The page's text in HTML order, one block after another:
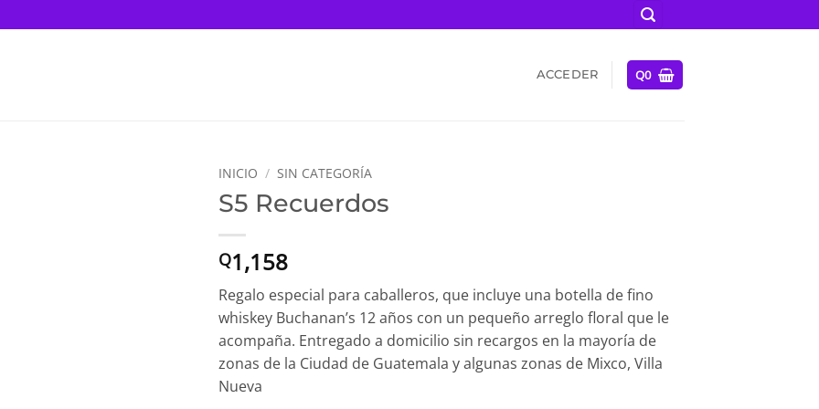
ACCEDER Q0
INICIO / SIN CATEGORÍA
S5 Recuerdos
Q1,158
Regalo especial para caballeros, que incluye una botella de fino
whiskey Buchanan’s 12 años con un pequeño arreglo floral que le
acompaña. Entregado a domicilio sin recargos en la mayoría de
zonas de la Ciudad de Guatemala y algunas zonas de Mixco, Villa
Nueva